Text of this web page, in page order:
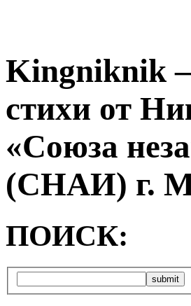
Kingniknik –
стихи от
«Союза
(СНАИ) г.
ПОИСК: